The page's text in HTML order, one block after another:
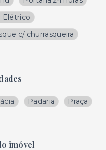
Elétrico
c/ churrasqueira
Padaria Praça
imóvel